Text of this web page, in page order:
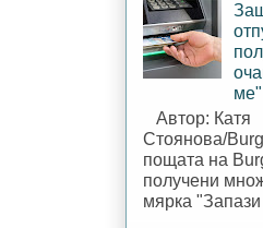
Автор: Катя
Стоянова/
пощата на
получени
мярка